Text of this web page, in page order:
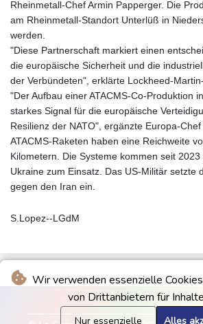
Wir verwenden essenzielle
von Drittanbietern für
Nur essenzielle Alles
Rheinmetall-Chef Armin Papperger. Die
am Rheinmetall-Standort Unterlüß in
werden.
"Diese Partnerschaft markiert einen
die europäische Sicherheit und die
der Verbündeten", erklärte Lockheed-
"Der Aufbau einer ATACMS-Co-Produktion
starkes Signal für die europäische
Resilienz der NATO", ergänzte Europa-Chef
ATACMS-Raketen haben eine Reichweite
Kilometern. Die Systeme kommen seit
Ukraine zum Einsatz. Das US-Militär setzte
gegen den Iran ein.
S.Lopez--LGdM